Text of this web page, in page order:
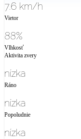
7.6 km/h
Vietor
88%
Vlhkosť
Aktivita zvery
nízka
Ráno
nízka
Popoludnie
nízka